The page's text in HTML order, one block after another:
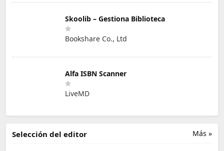
Skoolib – Gestiona Biblioteca
Bookshare Co., Ltd
Alfa ISBN Scanner
LiveMD
Más »
Selección del editor